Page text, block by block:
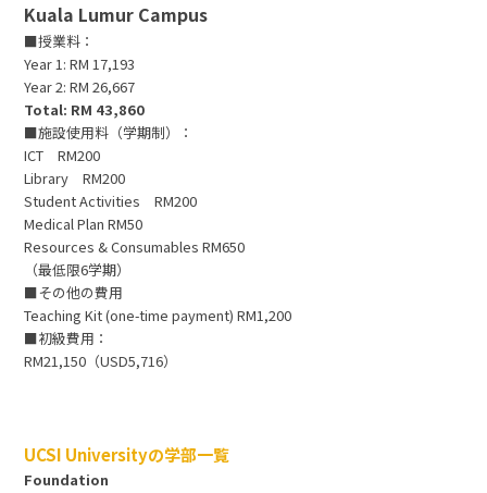
Kuala Lumur Campus
■授業料：
Year 1: RM 17,193
Year 2: RM 26,667
Total: RM 43,860
■施設使用料（学期制）：
ICT RM200
Library RM200
Student Activities RM200
Medical Plan RM50
Resources & Consumables RM650
（最低限6学期）
■その他の費用
Teaching Kit (one-time payment) RM1,200
■初級費用：
RM21,150（USD5,716）
UCSI Universityの学部一覧
Foundation